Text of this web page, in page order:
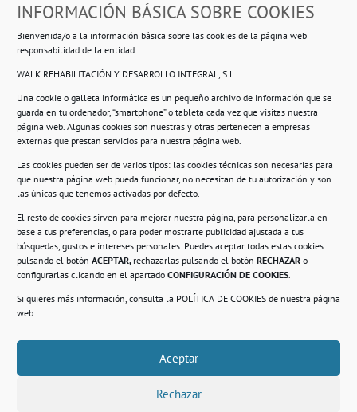
INFORMACIÓN BÁSICA SOBRE COOKIES
Bienvenida/o a la información básica sobre las cookies de la página web
responsabilidad de la entidad:
WALK REHABILITACIÓN Y DESARROLLO INTEGRAL, S.L.
Una cookie o galleta informática es un pequeño archivo de información que se
guarda en tu ordenador, “smartphone” o tableta cada vez que visitas nuestra
página web. Algunas cookies son nuestras y otras pertenecen a empresas
externas que prestan servicios para nuestra página web.
Las cookies pueden ser de varios tipos: las cookies técnicas son necesarias para
que nuestra página web pueda funcionar, no necesitan de tu autorización y son
las únicas que tenemos activadas por defecto.
El resto de cookies sirven para mejorar nuestra página, para personalizarla en
base a tus preferencias, o para poder mostrarte publicidad ajustada a tus
búsquedas, gustos e intereses personales. Puedes aceptar todas estas cookies
pulsando el botón ACEPTAR, rechazarlas pulsando el botón RECHAZAR o
configurarlas clicando en el apartado CONFIGURACIÓN DE COOKIES.
Si quieres más información, consulta la POLÍTICA DE COOKIES de nuestra página
web.
Aceptar
Rechazar
Ropero Solidario de Usera
Beasáin 25-33posterior, local 3 – 28041 Madrid
Información
Compromiso con la protección de datos
Política de Cookies.
© 2021. Realizado en el Centro de Rehabilitación